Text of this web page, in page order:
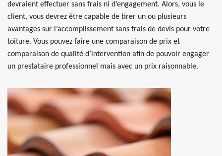
devraient effectuer sans frais ni d’engagement. Alors, vous le
client, vous devrez être capable de tirer un ou plusieurs
avantages sur l’accomplissement sans frais de devis pour votre
toiture. Vous pouvez faire une comparaison de prix et
comparaison de qualité d’intervention afin de pouvoir engager
un prestataire professionnel mais avec un prix raisonnable.